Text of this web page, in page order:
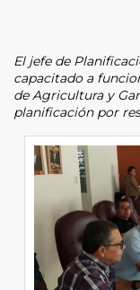
El jefe de
capacitado a
de Agricultura y
planificación por